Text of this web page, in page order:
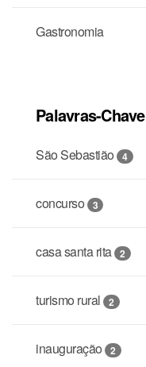
Gastronomia
Palavras-Chave
São Sebastião 4
concurso 3
casa santa rita 2
turismo rural 2
inauguração 2